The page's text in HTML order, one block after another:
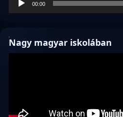
00:00
Nagy magyar iskolában